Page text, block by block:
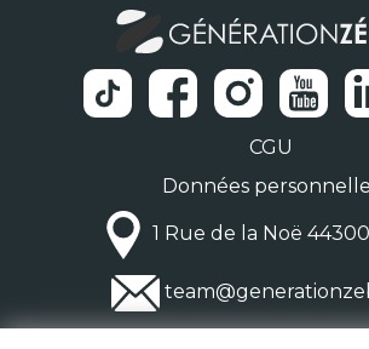
CGU
Données
1 Rue de la Noë